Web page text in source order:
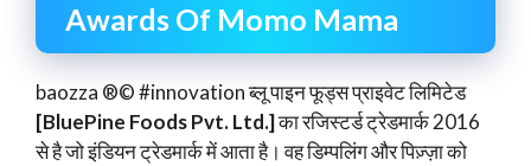
Awards Of Momo Mama
baozza ®© #innovation ब्लू पाइन फूड्स प्राइवेट लिमिटेड
[BluePine Foods Pvt. Ltd.]का रजिस्टर्ड ट्रेडमार्क 2016
से है जो इंडियन ट्रेडमार्क में आता है। वह डिम्पलिंग और पिज़्ज़ा को